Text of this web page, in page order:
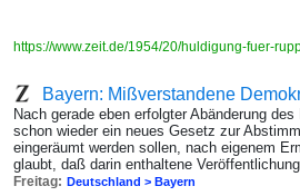
https://www.zeit.de/1954/20/huldigung-fuer-
Bayern: Mißverstandene
Nach gerade eben erfolgter Abänderung
schon wieder ein neues Gesetz zur
eingeräumt werden sollen, nach eigenem
glaubt, daß darin enthaltene
Freitag: Deutschland > Bayern